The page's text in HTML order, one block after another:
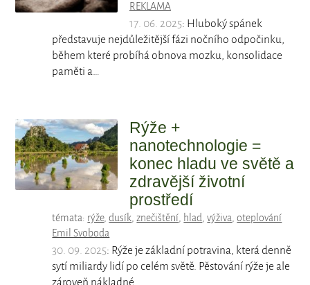
REKLAMA
17. 06. 2025: Hluboký spánek
představuje nejdůležitější fázi nočního odpočinku,
během které probíhá obnova mozku, konsolidace
paměti a…
Rýže +
nanotechnologie =
konec hladu ve světě a
zdravější životní
prostředí
témata: rýže,dusík,znečištění, hlad,výživa,oteplování
Emil Svoboda
30. 09. 2025: Rýže je základní potravina, která denně
sytí miliardy lidí po celém světě. Pěstování rýže je ale
zároveň nákladné,…